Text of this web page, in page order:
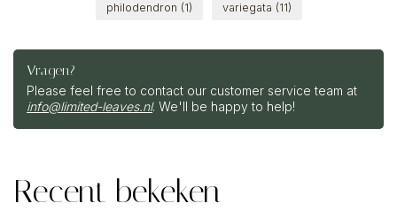
philodendron (1) variegata (11)
Vragen?
Please feel free to contact our customer service team at
info@limited-leaves.nl. We'll be happy to help!
Recent bekeken